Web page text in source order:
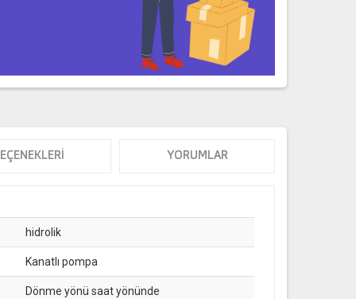
YORUMLAR
hidrolik
Kanatlı pompa
Dönme yönü saat yönünde